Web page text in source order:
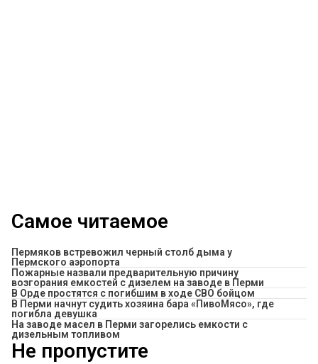
Самое читаемое
Пермяков встревожил черный столб дыма у
Пермского аэропорта
Пожарные назвали предварительную причину
возгорания емкостей с дизелем на заводе в Перми
В Орде простятся с погибшим в ходе СВО бойцом
​В Перми начнут судить хозяина бара «ПивоМясо», где
погибла девушка
На заводе масел в Перми загорелись емкости с
дизельным топливом
Не пропустите